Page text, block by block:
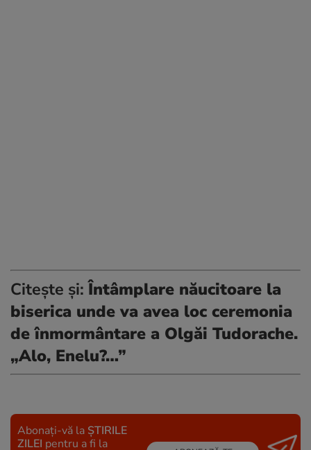
Citește și:Întâmplare năucitoare la
biserica unde va avea loc ceremonia
de înmormântare a Olgăi Tudorache.
„Alo, Enelu?…”
Abonați-vă la ȘTIRILE
ZILEI pentru a fi la